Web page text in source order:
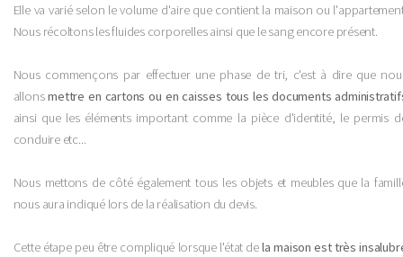
Elle va varié selon le volume d'aire que contient la maison ou
Nous récoltons les fluides corporelles ainsi que le sang encore présent.
Nous commençons par effectuer une phase de tri, c'est à dire que
allonsmettre en cartons ou en caisses tous les documents
ainsi que les éléments important comme la pièce d'identité, le permis
conduire etc...
Nous mettons de côté également tous les objets et meubles que la
nous aura indiqué lors de la réalisation du devis.
Cette étape peu être compliqué lorsque l'état dela maison est très